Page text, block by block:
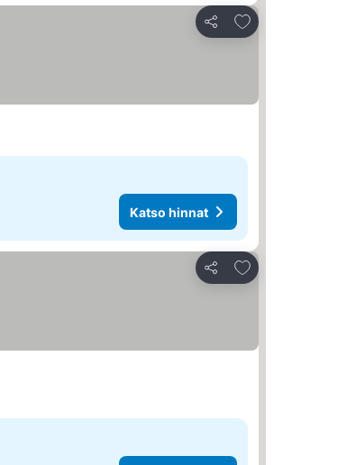
Jaa
Lisää suosikkeihin
Katso hinnat
Jaa
Lisää suosikkeihin